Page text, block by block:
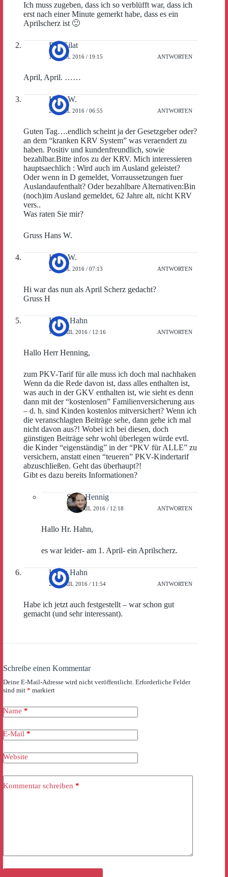
Ich muss zugeben, dass ich so verblüfft war, dass ich
erst nach einer Minute gemerkt habe, dass es ein
Aprilscherz ist 🙂
Ria Gilat
1. APRIL 2016 / 19:15 ANTWORTEN
April, April. ……
Hans.W.
2. APRIL 2016 / 06:55 ANTWORTEN
Guten Tag….endlich scheint ja der Gesetzgeber oder?
an dem “kranken KRV System” was veraendert zu
haben. Positiv und kundenfreundlich, sowie
bezahlbar.Bitte infos zu der KRV. Mich interessieren
hauptsaechlich : Wird auch im Ausland geleistet?
Oder wenn in D gemeldet, Vorraussetzungen fuer
Auslandaufenthalt? Oder bezahlbare Alternativen:Bin
(noch)im Ausland gemeldet, 62 Jahre alt, nicht KRV
vers..
Was raten Sie mir?
Gruss Hans W.
Hans.W.
2. APRIL 2016 / 07:13 ANTWORTEN
Hi war das nun als April Scherz gedacht?
Gruss H
Klaus Hahn
19. APRIL 2016 / 12:16 ANTWORTEN
Hallo Herr Henning,
zum PKV-Tarif für alle muss ich doch mal nachhaken
Wenn da die Rede davon ist, dass alles enthalten ist,
was auch in der GKV enthalten ist, wie sieht es denn
dann mit der “kostenlosen” Familienversicherung aus
– d. h. sind Kinden kostenlos mitversichert? Wenn ich
die veranschlagten Beiträge sehe, dann gehe ich mal
nicht davon aus?! Wobei ich bei diesen, doch
günstigen Beiträge sehr wohl überlegen würde evtl.
die Kinder “eigenständig” in der “PKV für ALLE” zu
versichern, anstatt einen “teueren” PKV-Kindertarif
abzuschließen. Geht das überhaupt?!
Gibt es dazu bereits Informationen?
Sven Hennig
19. APRIL 2016 / 12:18 ANTWORTEN
Hallo Hr. Hahn,
es war leider- am 1. April- ein Aprilscherz.
Klaus Hahn
25. APRIL 2016 / 11:54 ANTWORTEN
Habe ich jetzt auch festgestellt – war schon gut
gemacht (und sehr interessant).
Schreibe einen Kommentar
Deine E-Mail-Adresse wird nicht veröffentlicht. Erforderliche Felder
sind mit * markiert
Name *
E-Mail *
Website
Kommentar schreiben *